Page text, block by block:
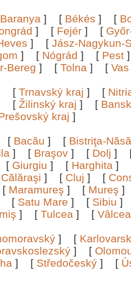
Baranya ] [ Békés ] [
] [ Fejér ] [
] [ Jász-Nagykun-
] [ Nógrád ] [ Pest
Bereg ] [ Tolna ] [ Vas
[ Trnavský kraj ] [
[ Žilinský kraj ] [
kraj ]
[ Bacău ] [ Bistriţa-
] [ Braşov ] [ Dolj ]
[ Giurgiu ] [ Harghita ]
Călăraşi ] [ Cluj ] [
[ Maramureş ] [ Mureş
[ Satu Mare ] [ Sibiu
] [ Tulcea ] [
] [
] [
] [ Středočeský ] [